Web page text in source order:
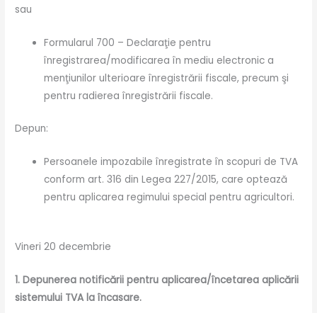
sau
Formularul 700 – Declaraţie pentru
înregistrarea/modificarea în mediu electronic a
menţiunilor ulterioare înregistrării fiscale, precum şi
pentru radierea înregistrării fiscale.
Depun:
Persoanele impozabile înregistrate în scopuri de TVA
conform art. 316 din Legea 227/2015, care optează
pentru aplicarea regimului special pentru agricultori.
Vineri 20 decembrie
1. Depunerea notificării pentru aplicarea/încetarea aplicării
sistemului TVA la încasare.